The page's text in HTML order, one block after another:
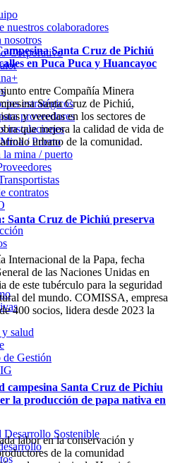
nuestros colaboradores
nosotros
Corporativo
estratégicos
proveedores
instalaciones
/ Puerto
la mina / puerto
contratos
salud
de Gestión
Desarrollo Sostenible
Santa Cruz de Pichiú
en Puca Puca y Huancayoc
entre Compañía Minera
Santa Cruz de Pichiú,
y veredas en los sectores de
que mejora la calidad de vida de
urbano de la comunidad.
Santa Cruz de Pichiú preserva
Internacional de la Papa, fecha
de las Naciones Unidas en
de este tubérculo para la seguridad
del mundo. COMISSA, empresa
400 socios, lidera desde 2023 la
campesina Santa Cruz de Pichiu
la producción de papa nativa en
labor en la conservación y
de la comunidad